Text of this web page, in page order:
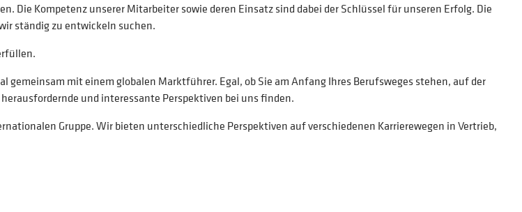
Die Kompetenz unserer Mitarbeiter sowie deren Einsatz sind dabei der Schlüssel für unseren Erfolg. Die
ständig zu entwickeln suchen.
mit einem globalen Marktführer. Egal, ob Sie am Anfang Ihres Berufsweges stehen, auf der
und interessante Perspektiven bei uns finden.
Gruppe. Wir bieten unterschiedliche Perspektiven auf verschiedenen Karrierewegen in Vertrieb,